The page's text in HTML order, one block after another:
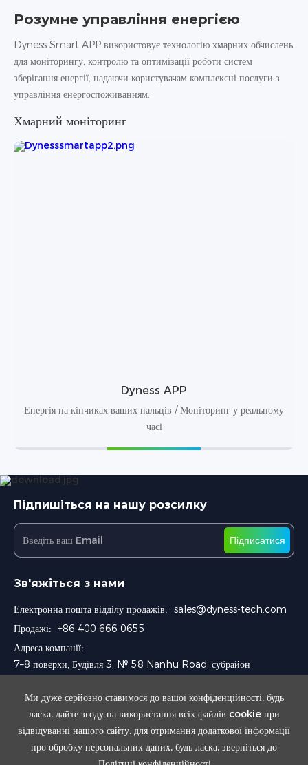
Ми дуже серйозно ставимося до вашої конфіденційності, будь
ласка, дайте згоду на використання всіх файлів cookie при
відвідуванні нашого сайту. для отримання додаткової інформації
про обробку персональних даних, будь ласка, зверніться до
Розумне управління енергією
Dyness Smart APP використовує технологію хмарних обчислень
для моніторингу, контролю та оптимізації роботи систем
зберігання енергії, надаючи користувачам комплексні послуги з
управління енергоспоживанням.
Хмарний моніторинг
Dyness APP
Енергія на кінчиках ваших пальців / Моніторинг у реальному
часі
Підпишіться на нашу розсилку
Підписатися
Зв'яжіться з нами
Електронна пошта відділу продажів: sales@dyness-tech.com
Продажі: +86 400 666 0655
Адреса компанії:
7–8 поверхи, Будівля 3, № 58 Nanhu Road, субрайон